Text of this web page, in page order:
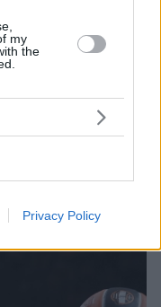
my
the
Privacy Policy
και
φαγητά - Βίντεο
του
της
παστίτσιο,